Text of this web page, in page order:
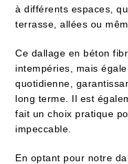
à différents espaces,
terrasse, allées ou
Ce dallage en béton
intempéries, mais
quotidienne,
long terme. Il est
fait un choix pratique
impeccable.
En optant pour notre